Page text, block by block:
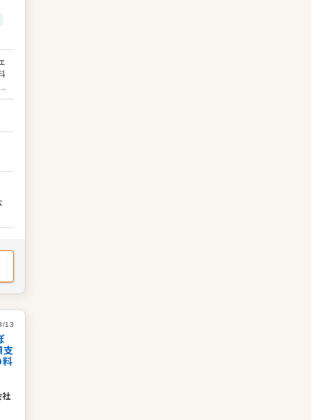
13
支
料
社